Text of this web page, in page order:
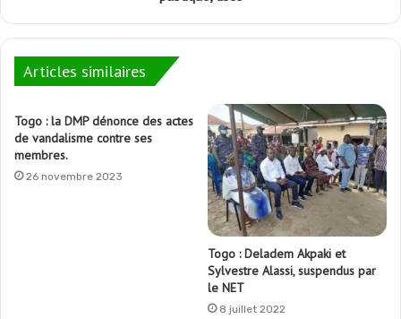
Articles similaires
Togo : la DMP dénonce des actes
de vandalisme contre ses
membres.
26 novembre 2023
Togo : Deladem Akpaki et
Sylvestre Alassi, suspendus par
le NET
8 juillet 2022